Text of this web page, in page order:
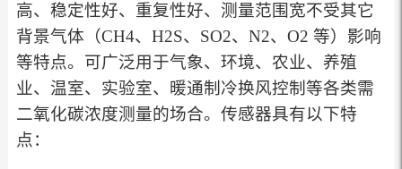
高、稳定性好、重复性好、测量范围宽不受其它
背景气体（CH4、H2S、SO2、N2、O2 等）影响
等特点。可广泛用于气象、环境、农业、养殖
业、温室、实验室、暖通制冷换风控制等各类需
二氧化碳浓度测量的场合。传感器具有以下特
点：